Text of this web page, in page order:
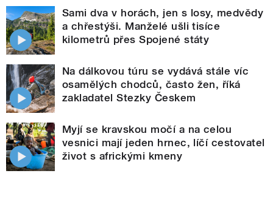
Sami dva v horách, jen s losy, medvědy
a chřestýši. Manželé ušli tisíce
kilometrů přes Spojené státy
Na dálkovou túru se vydává stále víc
osamělých chodců, často žen, říká
zakladatel Stezky Českem
Myjí se kravskou močí a na celou
vesnici mají jeden hrnec, líčí cestovatel
život s africkými kmeny